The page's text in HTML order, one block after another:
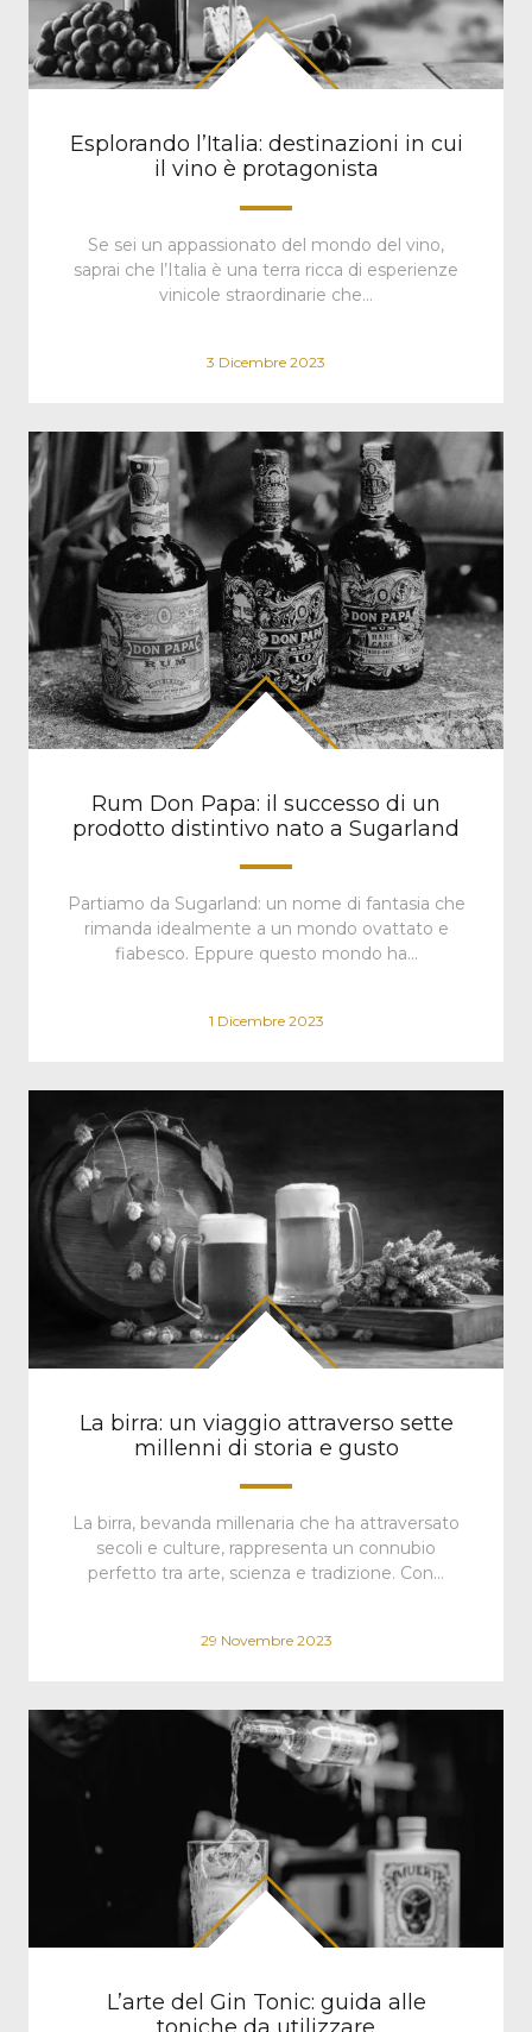
Esplorando l’Italia: destinazioni in cui
il vino è protagonista
Se sei un appassionato del mondo del vino,
saprai che l’Italia è una terra ricca di esperienze
vinicole straordinarie che…
3 Dicembre 2023
Rum Don Papa: il successo di un
prodotto distintivo nato a Sugarland
Partiamo da Sugarland: un nome di fantasia che
rimanda idealmente a un mondo ovattato e
fiabesco. Eppure questo mondo ha…
1 Dicembre 2023
La birra: un viaggio attraverso sette
millenni di storia e gusto
La birra, bevanda millenaria che ha attraversato
secoli e culture, rappresenta un connubio
perfetto tra arte, scienza e tradizione. Con…
29 Novembre 2023
L’arte del Gin Tonic: guida alle